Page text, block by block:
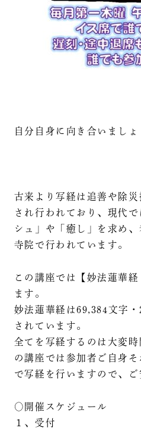
自分自身に向き合いましょ
古来より写経は追善や除
され行われており、現代
シュ」や「癒し」を求め
寺院で行われています。
この講座では【妙法蓮華
ます。
妙法蓮華経は69,384文字
されています。
全てを写経するのは大変時
の講座では参加者ご自身
で写経を行いますので、ご
〇開催スケジュール
１、受付